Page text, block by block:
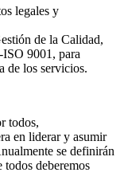
legales y
de la Calidad,
9001, para
de los servicios.
todos,
en liderar y asumir
se definirán
todos deberemos